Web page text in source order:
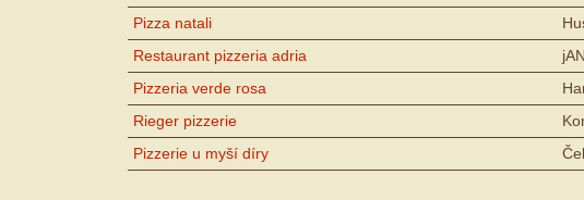
Pizza natali
Restaurant pizzeria adria
Pizzeria verde rosa
Rieger pizzerie
Pizzerie u myší díry